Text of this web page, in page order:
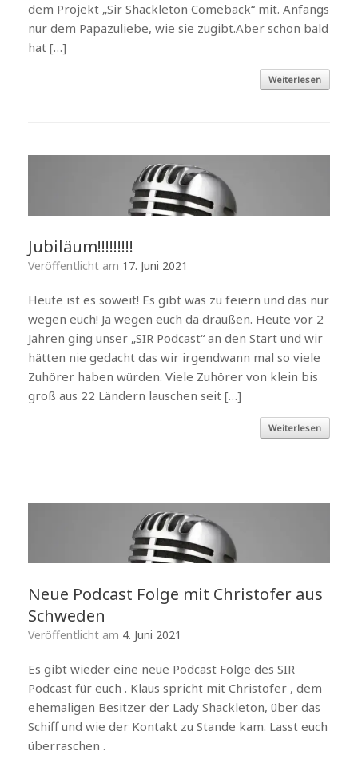
dem Projekt „Sir Shackleton Comeback“ mit. Anfangs
nur dem Papazuliebe, wie sie zugibt.Aber schon bald
hat […]
Weiterlesen
Jubiläum!!!!!!!!!
Veröffentlicht am 17. Juni 2021
Heute ist es soweit! Es gibt was zu feiern und das nur
wegen euch! Ja wegen euch da draußen. Heute vor 2
Jahren ging unser „SIR Podcast“ an den Start und wir
hätten nie gedacht das wir irgendwann mal so viele
Zuhörer haben würden. Viele Zuhörer von klein bis
groß aus 22 Ländern lauschen seit […]
Weiterlesen
Neue Podcast Folge mit Christofer aus
Schweden
Veröffentlicht am 4. Juni 2021
Es gibt wieder eine neue Podcast Folge des SIR
Podcast für euch . Klaus spricht mit Christofer , dem
ehemaligen Besitzer der Lady Shackleton, über das
Schiff und wie der Kontakt zu Stande kam. Lasst euch
überraschen .